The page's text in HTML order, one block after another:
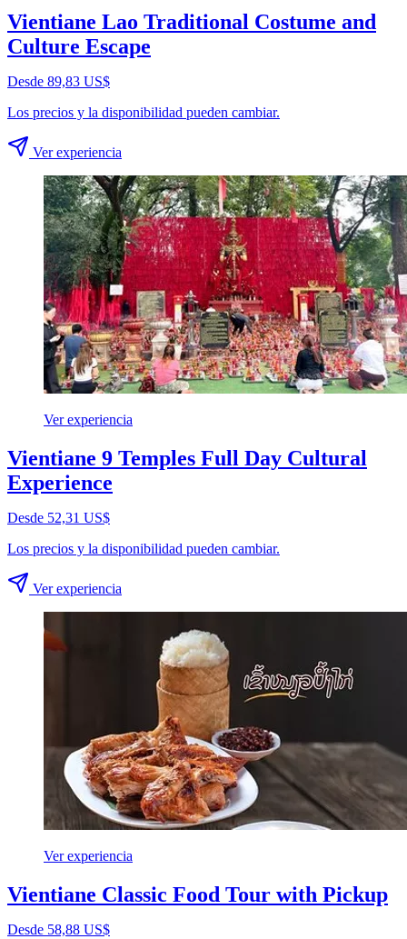
Vientiane Lao Traditional Costume and
Culture Escape
Desde 89,83 US$
Los precios y la disponibilidad pueden cambiar.
Ver experiencia
Ver experiencia
Vientiane 9 Temples Full Day Cultural
Experience
Desde 52,31 US$
Los precios y la disponibilidad pueden cambiar.
Ver experiencia
Ver experiencia
Vientiane Classic Food Tour with Pickup
Desde 58,88 US$